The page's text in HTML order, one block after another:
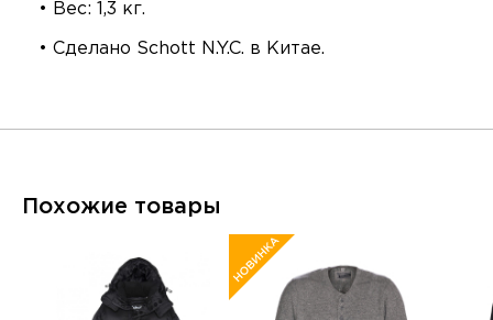
• Вес: 1,3 кг.
• Сделано Schott N.Y.C. в Китае.
Похожие товары